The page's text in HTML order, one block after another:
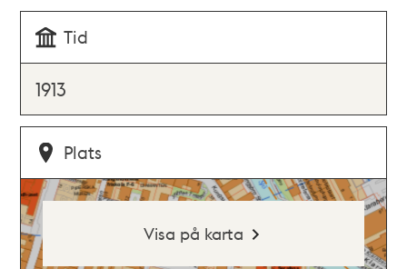
Tid
1913
Plats
Visa på karta